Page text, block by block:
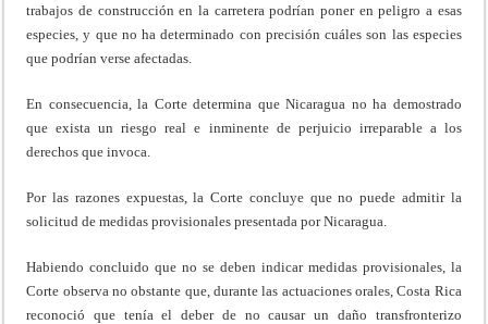
trabajos de construcción en la carretera podrían poner en peligro a esas
especies, y que no ha determinado con precisión cuáles son las especies
que podrían verse afectadas.
En consecuencia, la Corte determina que Nicaragua no ha demostrado
que exista un riesgo real e inminente de perjuicio irreparable a los
derechos que invoca.
Por las razones expuestas, la Corte concluye que no puede admitir la
solicitud de medidas provisionales presentada por Nicaragua.
Habiendo concluido que no se deben indicar medidas provisionales, la
Corte observa no obstante que, durante las actuaciones orales, Costa Rica
reconoció que tenía el deber de no causar un daño transfronterizo